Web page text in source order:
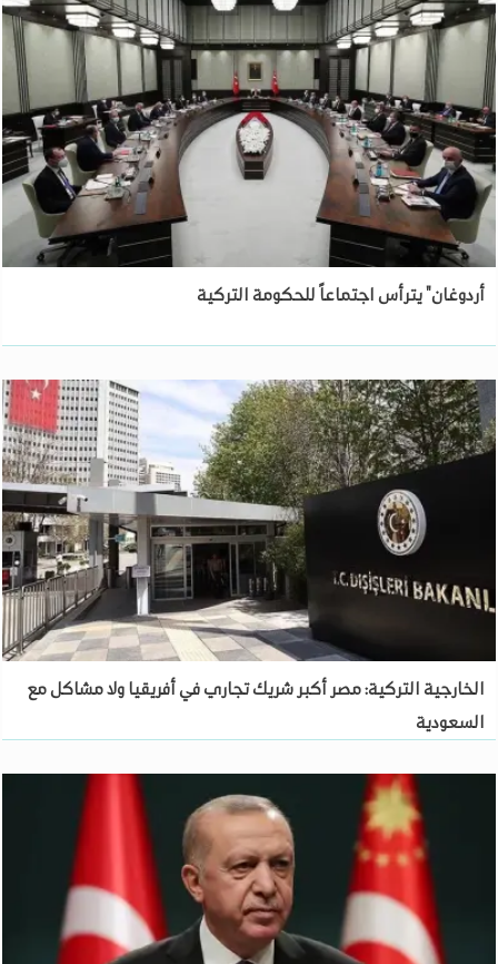
أردوغان" يترأس اجتماعاً للحكومة التركية
الخارجية التركية: مصر أكبر شريك تجاري في أفريقيا ولا مشاكل مع
السعودية